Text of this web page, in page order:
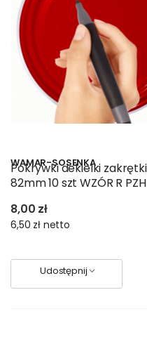
WAMAR-SOSENKA
Pokrywki dekielki
82mm 10 szt WZÓR R PZH
8,00 zł
6,50 zł netto
Udostępnij